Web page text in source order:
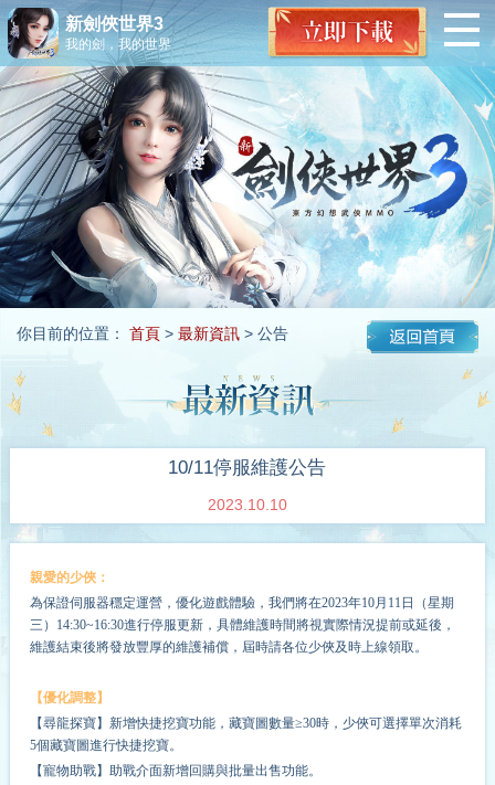
新劍俠世界3
我的劍，我的世界
你目前的位置： 首頁> 最新資訊> 公告
10/11停服維護公告
2023.10.10
親愛的少俠：
為保證伺服器穩定運營，優化遊戲體驗，我們將在2023年10月 11 日（星期
三 ） 14:30~16:30進行停服更新，具體維護時間將視實際情況提前或延後，
維護結束後將發放豐厚的維護補償，屆時請各位少俠及時上線領取。
【優化調整】
【尋龍探寶】新增快捷挖寶功能，藏寶圖數量≥30時，少俠可選擇單次消耗
5個藏寶圖進行快捷挖寶。
【寵物助戰】助戰介面新增回購與批量出售功能。